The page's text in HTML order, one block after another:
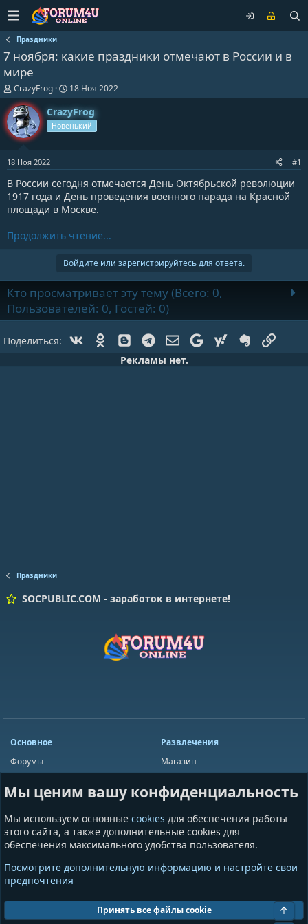
Праздники
7 ноября: какие праздники отмечают в России и в
мире
А
в
т
о
р
т
м
CrazyFrog
Д
а
т
а
н
а
18 Ноя 2022
CrazyFrog
Новенький
18 Ноя 2022 #1
В России сегодня отмечается День Октябрьской революции
1917 года и День проведения военного парада на Красной
площади в Москве.
Продолжить чтение...
Войдите или зарегистрируйтесь для ответа.
Кто просматривает эту тему (Всего: 0,
Пользователей: 0, Гостей: 0)
Поделиться: Vk Ok BloggerTelegramЭлектронная почта
GoogleYahoo Evernote
Рекламы нет.
Праздники
SOCPUBLIC.COM - заработок в интернете!
Основное
Форумы
Мини-чат
Ресурсы
Сообщества
Развлечения
Магазин
Лотереи
Приложения
Информация
Условия и правила
Политика конфиденциальности
Помощь
Разное
Общая информация
Пожертвования
Мы ценим вашу конфиденциальность
Мы используем основные cookies для обеспечения работы
этого сайта, а также дополнительные cookies для
обеспечения максимального удобства пользователя.
Посмотрите дополнительную информацию и настройте свои
предпочтения
Принять все файлы cookie